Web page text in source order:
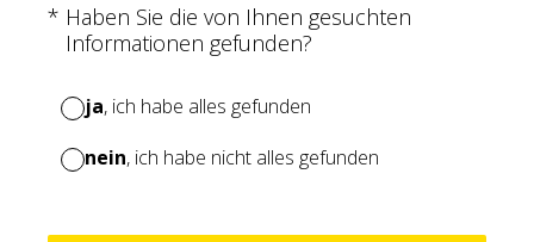
* Haben Sie die von Ihnen gesuchten
Informationen gefunden?
(Erforderlich.)
ja, ich habe alles gefunden
nein, ich habe nicht alles gefunden